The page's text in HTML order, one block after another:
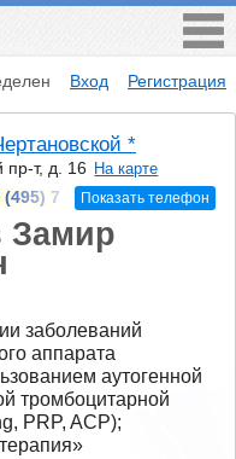
Вход Регистрация
*
пр-т, д. 16
На карте
(495) 7 Показать телефон
Замир
заболеваний
аппарата
аутогенной
тромбоцитарной
PRP, ACP);